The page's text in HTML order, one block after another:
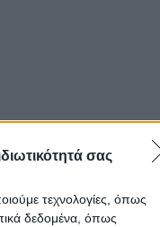
σας
τεχνολογίες, όπως
δεδομένα, όπως